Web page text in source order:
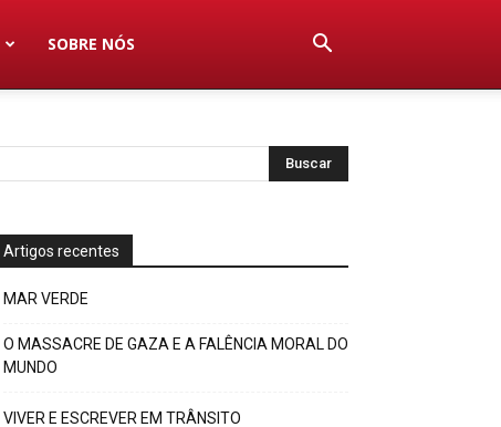
SOBRE NÓS
Artigos recentes
MAR VERDE
O MASSACRE DE GAZA E A FALÊNCIA MORAL DO
MUNDO
VIVER E ESCREVER EM TRÂNSITO